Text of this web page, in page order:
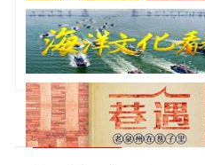
便民资讯